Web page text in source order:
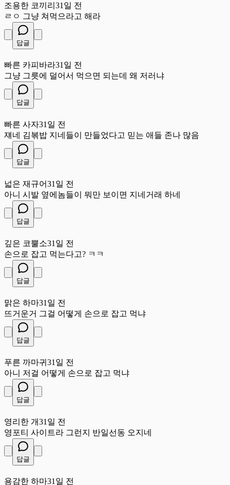
조용한 코끼리 31일 전
ㄹㅇ 그냥 쳐먹으라고 해라
답글
빠른 카피바라31일 전
그냥 그릇에 덜어서 먹으면 되는데 왜 저러냐
답글
빠른 사자31일 전
쟤네 김볶밥 지네들이 만들었다고 믿는 애들 존나 많음
답글
넓은 재규어31일 전
아니 시발 옆에놈들이 뭐만 보이면 지네거래 하네
답글
깊은 코뿔소31일 전
손으로 잡고 먹는다고? ㅋㅋ
답글
맑은 하마31일 전
뜨거운거 그걸 어떻게 손으로 잡고 먹냐
답글
푸른 까마귀 31일 전
아니 저걸 어떻게 손으로 잡고 먹냐
답글
영리한 개31일 전
영포티 사이트라 그런지 반일선동 오지네
답글
용감한 하마31일 전